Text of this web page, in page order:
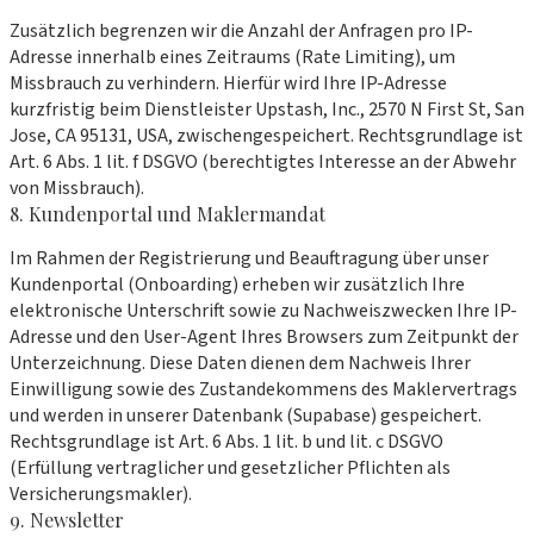
Zusätzlich begrenzen wir die Anzahl der Anfragen pro IP-
Adresse innerhalb eines Zeitraums (Rate Limiting), um
Missbrauch zu verhindern. Hierfür wird Ihre IP-Adresse
kurzfristig beim Dienstleister Upstash, Inc., 2570 N First St, San
Jose, CA 95131, USA, zwischengespeichert. Rechtsgrundlage ist
Art. 6 Abs. 1 lit. f DSGVO (berechtigtes Interesse an der Abwehr
von Missbrauch).
8. Kundenportal und Maklermandat
Im Rahmen der Registrierung und Beauftragung über unser
Kundenportal (Onboarding) erheben wir zusätzlich Ihre
elektronische Unterschrift sowie zu Nachweiszwecken Ihre IP-
Adresse und den User-Agent Ihres Browsers zum Zeitpunkt der
Unterzeichnung. Diese Daten dienen dem Nachweis Ihrer
Einwilligung sowie des Zustandekommens des Maklervertrags
und werden in unserer Datenbank (Supabase) gespeichert.
Rechtsgrundlage ist Art. 6 Abs. 1 lit. b und lit. c DSGVO
(Erfüllung vertraglicher und gesetzlicher Pflichten als
Versicherungsmakler).
9. Newsletter